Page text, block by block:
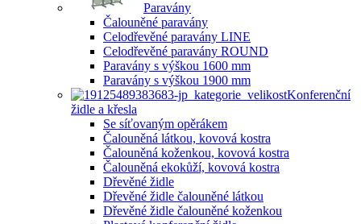
Paravány
Čalouněné paravány
Celodřevěné paravány LINE
Celodřevěné paravány ROUND
Paravány s výškou 1600 mm
Paravány s výškou 1900 mm
Konferenční
židle a křesla
Se síťovaným opěrákem
Čalouněná látkou, kovová kostra
Čalouněná koženkou, kovová kostra
Čalouněná ekokůží, kovová kostra
Dřevěné židle
Dřevěné židle čalouněné látkou
Dřevěné židle čalouněné koženkou